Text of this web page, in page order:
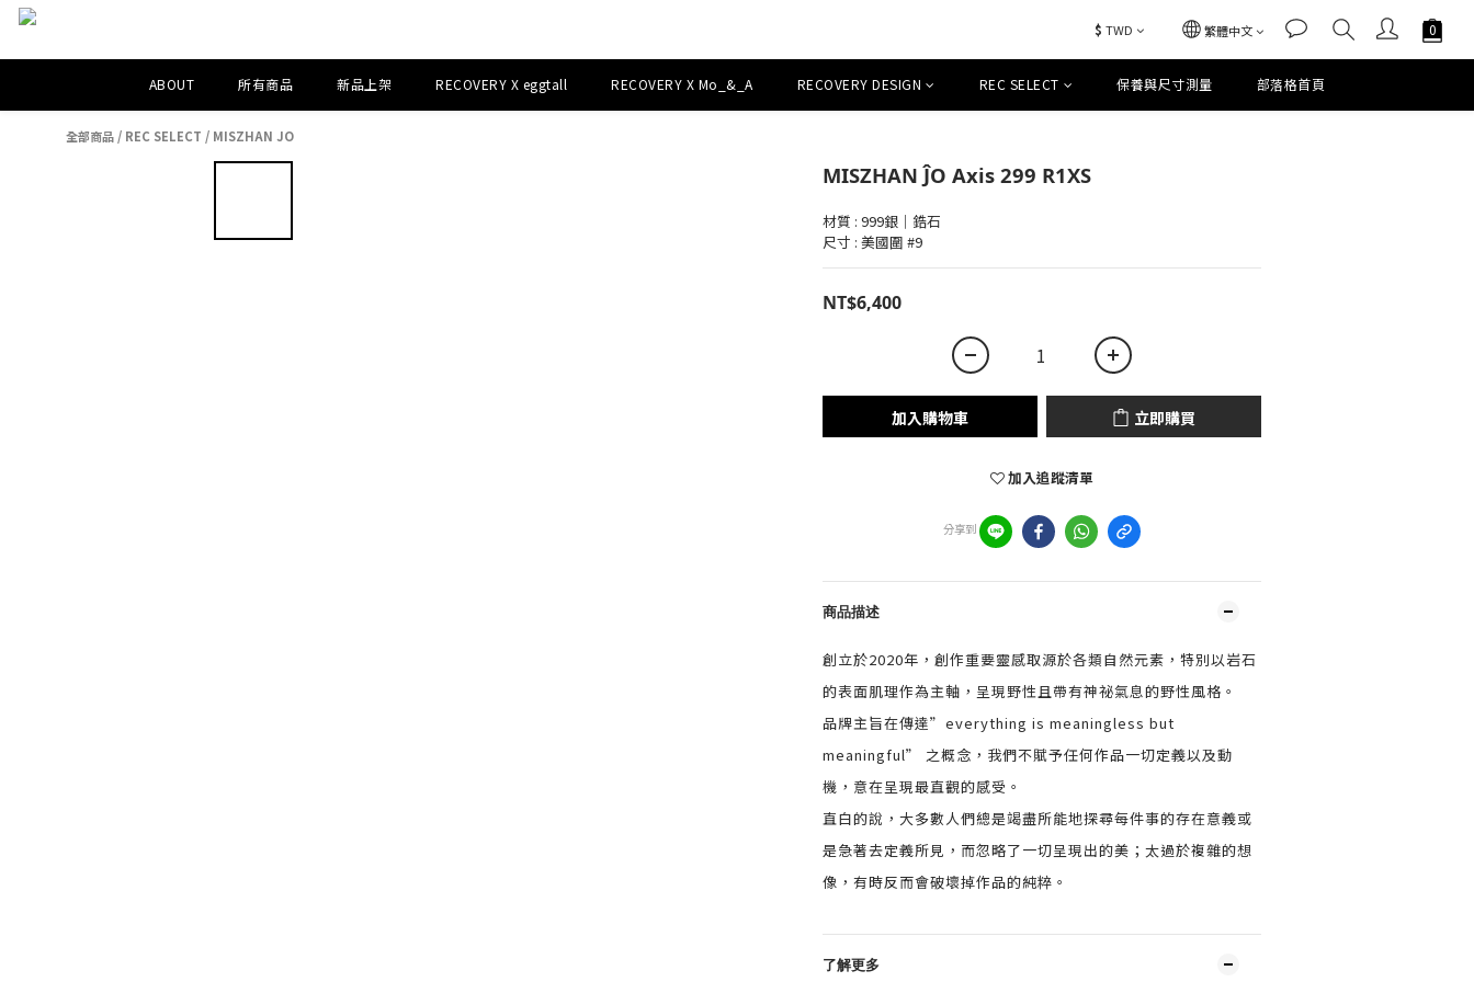
$ TWD 繁體中文
ABOUT 所有商品 新品上架 RECOVERY X eggtall RECOVERY X Mo_&_A RECOVERY DESIGN REC SELECT 保養與尺寸測量 部落格首頁
全部商品 / REC SELECT / MISZHAN JO
MISZHAN ĴO Axis 299 R1XS
材質 : 999銀｜鋯石
尺寸 : 美國圍 #9
NT$6,400
加入購物車 立即購買
加入追蹤清單
分享到
商品描述
創立於2020年，創作重要靈感取源於各類自然元素，特別以岩石
的表面肌理作為主軸，呈現野性且帶有神祕氣息的野性風格。
品牌主旨在傳達”everything is meaningless but
meaningful” 之概念，我們不賦予任何作品一切定義以及動
機，意在呈現最直觀的感受。
直白的說，大多數人們總是竭盡所能地探尋每件事的存在意義或
是急著去定義所見，而忽略了一切呈現出的美；太過於複雜的想
像，有時反而會破壞掉作品的純粹。
了解更多